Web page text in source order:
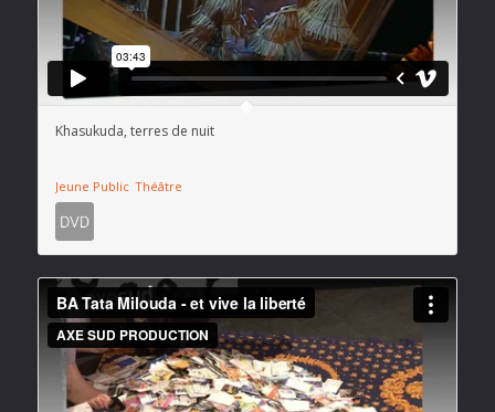
Khasukuda, terres de nuit
Jeune Public Théâtre